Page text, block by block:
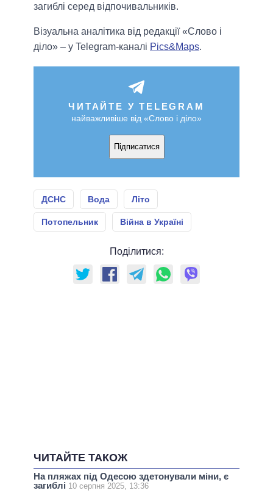
загиблі серед відпочивальників.
Візуальна аналітика від редакції «Слово і
діло» – у Telegram-каналі Pics&Maps.
ЧИТАЙТЕ У TELEGRAM
найважливіше від «Слово і діло»
Підписатися
ДСНС Вода Літо
Потопельник Війна в Україні
Поділитися:
ЧИТАЙТЕ ТАКОЖ
На пляжах під Одесою здетонували міни, є
загиблі 10 серпня 2025, 13:36